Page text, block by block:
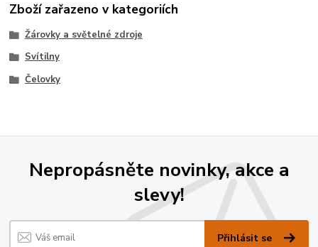
Zboží zařazeno v kategoriích
Žárovky a světelné zdroje
Svítilny
Čelovky
Nepropásněte novinky, akce a
slevy!
Přihlásit se